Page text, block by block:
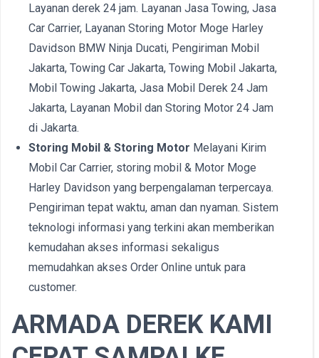
Layanan derek 24 jam. Layanan Jasa Towing, Jasa
Car Carrier, Layanan Storing Motor Moge Harley
Davidson BMW Ninja Ducati, Pengiriman Mobil
Jakarta, Towing Car Jakarta, Towing Mobil Jakarta,
Mobil Towing Jakarta, Jasa Mobil Derek 24 Jam
Jakarta, Layanan Mobil dan Storing Motor 24 Jam
di Jakarta.
Storing Mobil & Storing Motor Melayani Kirim
Mobil Car Carrier, storing mobil & Motor Moge
Harley Davidson yang berpengalaman terpercaya.
Pengiriman tepat waktu, aman dan nyaman. Sistem
teknologi informasi yang terkini akan memberikan
kemudahan akses informasi sekaligus
memudahkan akses Order Online untuk para
customer.
ARMADA DEREK KAMI